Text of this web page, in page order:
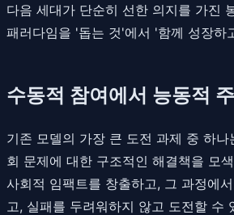
다음 세대가 단순히 선한 의지를 가진
패러다임을 '돕는 것'에서 '함께 성장하
수동적 참여에서 능동적
기존 모델의 가장 큰 도전 과제 중 하
회 문제에 대한 구조적인 해결책을 모
사회적 임팩트를 창출하고, 그 과정에
고, 실패를 두려워하지 않고 도전할 수